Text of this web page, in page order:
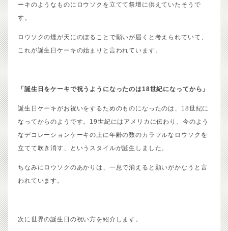
ーキのようなものにロウソクを立てて祭壇に供えていたそうで
す。
ロウソクの煙が天にのぼることで願いが届くと考えられていて、
これが誕生日ケーキの始まりと言われています。
「誕生日をケーキで祝うようになったのは18世紀になってから」
誕生日ケーキがお祝いをするためのものになったのは、18世紀に
なってからのようです。19世紀にはアメリカに伝わり、今のよう
なデコレーションケーキの上に年齢の数のカラフルなロウソクを
立てて吹き消す、というスタイルが誕生しました。
ちなみにロウソクのあかりは、一息で消えると願いがかなうと言
われています。
次に世界の誕生日の祝い方を紹介します。